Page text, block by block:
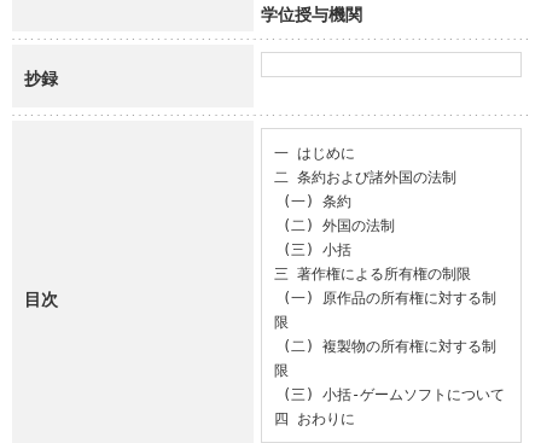
学位授与機関
抄録
目次
一 はじめに
二 条約および諸外国の法制
三 著作権による所有権の制限
限
限
四 おわりに